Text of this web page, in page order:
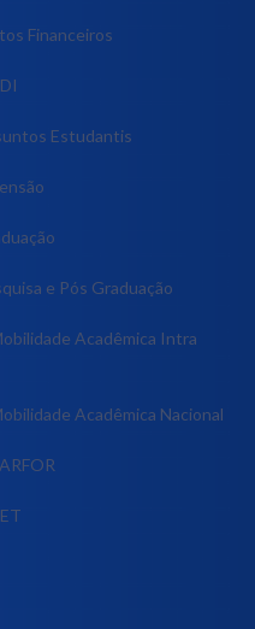
Financeiros
Estudantis
e Pós Graduação
Acadêmica Intra
Acadêmica Nacional